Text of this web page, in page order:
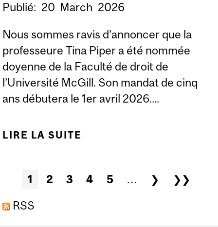
Publié: 20 March 2026
Nous sommes ravis d’annoncer que la
professeure Tina Piper a été nommée
doyenne de la Faculté de droit de
l’Université McGill. Son mandat de cinq
ans débutera le 1er avril 2026....
LIRE LA SUITE
Pages
1 2 3 4 5 … ❯
❯❯
RSS